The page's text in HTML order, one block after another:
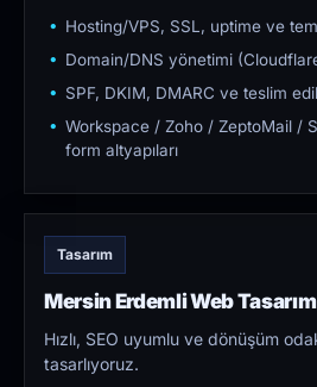
Hosting/VPS, SSL, uptime ve
Domain/DNS yönetimi
SPF, DKIM, DMARC ve teslim
Workspace / Zoho / ZeptoMail /
form altyapıları
Tasarım
Mersin Erdemli Web
Hızlı, SEO uyumlu ve dönüşüm
tasarlıyoruz.